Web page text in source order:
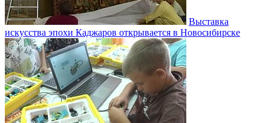
Выставка
искусства эпохи Каджаров открывается в Новосибирске